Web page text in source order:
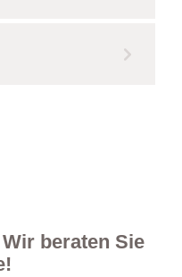
beraten Sie